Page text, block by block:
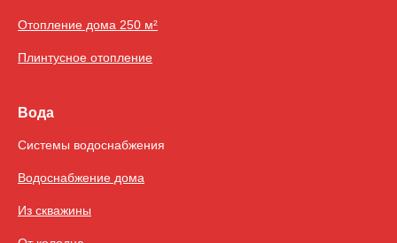
Отопление дома 250 м²
Плинтусное отопление
Вода
Системы водоснабжения
Водоснабжение дома
Из скважины